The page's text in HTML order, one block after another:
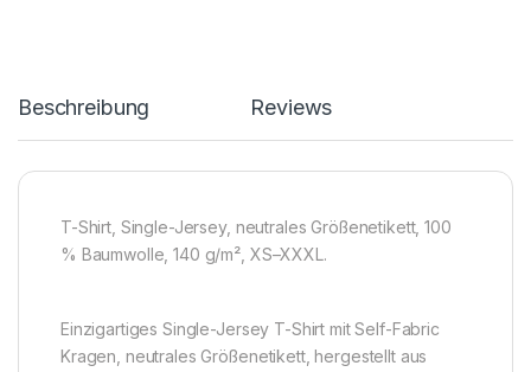
Beschreibung Reviews
T-Shirt, Single-Jersey, neutrales Größenetikett, 100
% Baumwolle, 140 g/m², XS–XXXL.
Einzigartiges Single-Jersey T-Shirt mit Self-Fabric
Kragen, neutrales Größenetikett, hergestellt aus